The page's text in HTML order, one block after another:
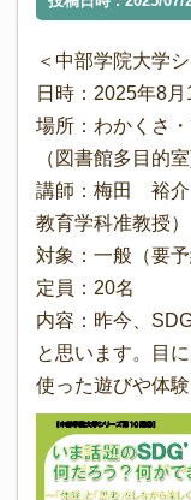
＜中部学院大学
日時：2025年8
場所：わかくさ
（図書館多目的室
講師：梅田 裕介
教育学科准教授
対象：一般（要
定員：20名
内容：昨今、
と思います。目
使った遊びや体